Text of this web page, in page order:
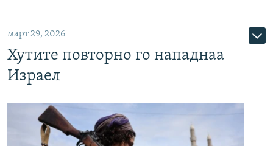
март 29, 2026
Хутите повторно го нападнаа
Израел